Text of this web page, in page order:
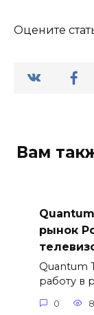
Оцените
Вам
рынок
Quantum
работу в
0